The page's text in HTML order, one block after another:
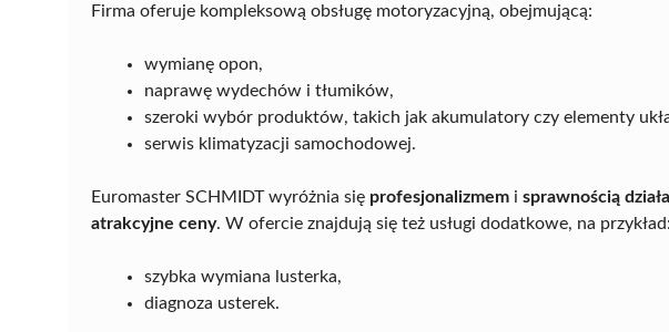
Firma oferuje kompleksową obsługę motoryzacyjną, obejmującą:
wymianę opon,
naprawę wydechów i tłumików,
szeroki wybór produktów, takich jak akumulatory czy elementy
serwis klimatyzacji samochodowej.
Euromaster SCHMIDT wyróżnia się profesjonalizmem i sprawnością
atrakcyjne ceny. W ofercie znajdują się też usługi dodatkowe, na przykład:
szybka wymiana lusterka,
diagnoza usterek.